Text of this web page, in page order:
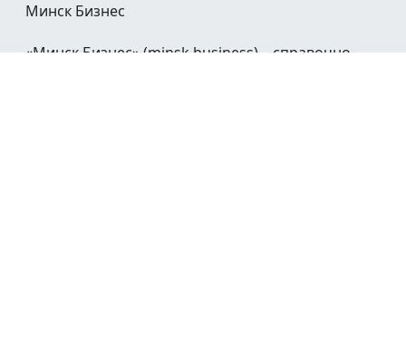
Минск Бизнес
«Минск Бизнес» (minsk.business) – справочно-